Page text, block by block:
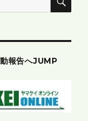
報告へJUMP